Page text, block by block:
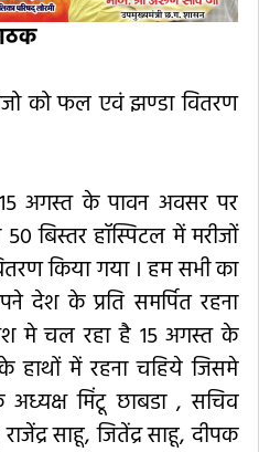
को फल एवं झण्डा वितरण
अगस्त के पावन अवसर पर
बिस्तर हॉस्पिटल में मरीजों
किया गया । हम सभी का
देश के प्रति समर्पित रहना
मे चल रहा है 15 अगस्त के
हाथों में रहना चहिये जिसमे
मिंटू छाबडा , सचिव
साहू, जितेंद्र साहू, दीपक